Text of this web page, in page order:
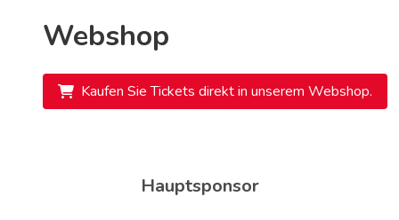
Webshop
Kaufen Sie Tickets direkt in unserem Webshop.
Hauptsponsor